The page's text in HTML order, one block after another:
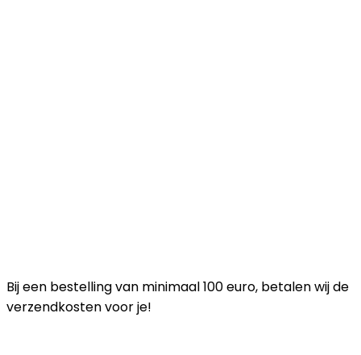
Bij een bestelling van minimaal 100 euro, betalen wij de
verzendkosten voor je!